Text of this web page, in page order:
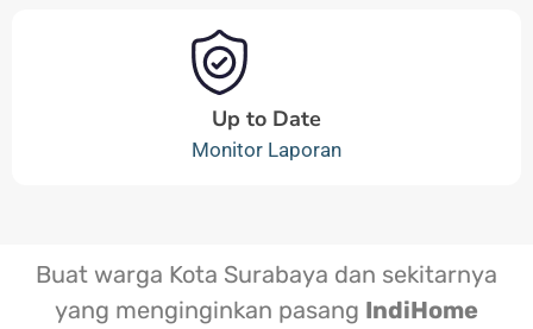
Up to Date
Monitor Laporan
Buat warga Kota Surabaya dan sekitarnya
yang menginginkan pasang IndiHome